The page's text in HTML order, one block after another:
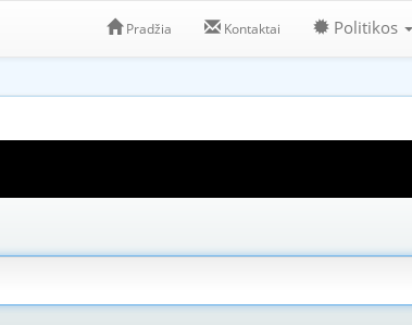
Pradžia Kontaktai Politikos